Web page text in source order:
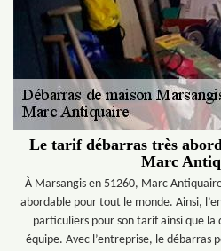
Le tarif débarras très
Marc
À Marsangis en 51260, Marc
abordable pour tout le monde. Ainsi,
particuliers pour son tarif ainsi que la
équipe. Avec l’entreprise, le débarras